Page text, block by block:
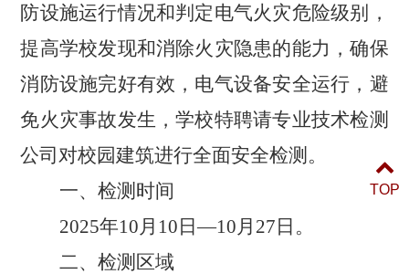
防设施运行情况和判定电气火灾危险级别，
提高学校发现和消除火灾隐患的能力，确保
消防设施完好有效，电气设备安全运行，避
免火灾事故发生，学校特聘请专业技术检测
公司对校园建筑进行全面安全检测。
一、检测时间
2025年10月10日—10月27日。
二、检测区域
TOP